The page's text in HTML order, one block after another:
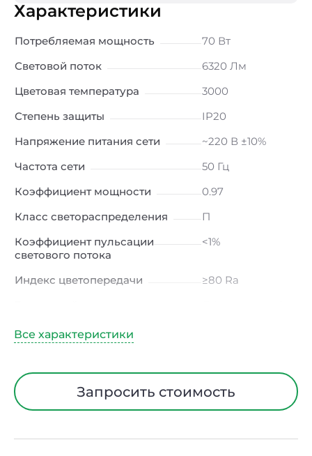
Характеристики
Потребляемая мощность
70 Вт
Световой поток
6320 Лм
Цветовая температура
3000
Степень защиты
IP20
Напряжение питания сети
~220 В ±10%
Частота сети
50 Гц
Коэффициент мощности
0.97
Класс светораспределения
П
Коэффициент пульсации
светового потока
<1%
Индекс цветопередачи
≥80 Ra
Угол рассеивания
Диапазон рабочих
температурЗапросить стоимость